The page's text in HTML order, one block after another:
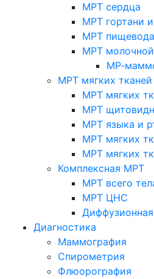
МРТ сердца
МРТ гортани
МРТ пищевода
МРТ
МР-
МРТ мягких тканей
МРТ мягких
МРТ
МРТ языка и
МРТ мягких
МРТ мягких
Комплексная МРТ
МРТ всего
МРТ ЦНС
Диагностика
Маммография
Спирометрия
Флюорография